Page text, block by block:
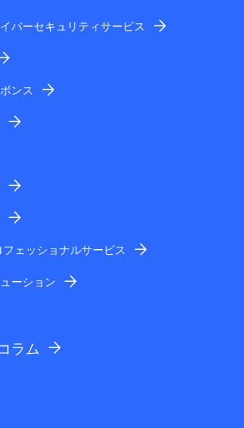
バーセキュリティサービス
ンス
ェッショナルサービス
ーション
ラム